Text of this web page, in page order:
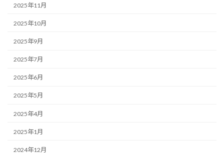
2025年11月
2025年10月
2025年9月
2025年7月
2025年6月
2025年5月
2025年4月
2025年1月
2024年12月